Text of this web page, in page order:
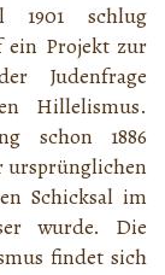
1901 schlug
ein Projekt zur
Judenfrage
Hillelismus.
schon 1886
ursprünglichen
Schicksal im
wurde. Die
findet sich